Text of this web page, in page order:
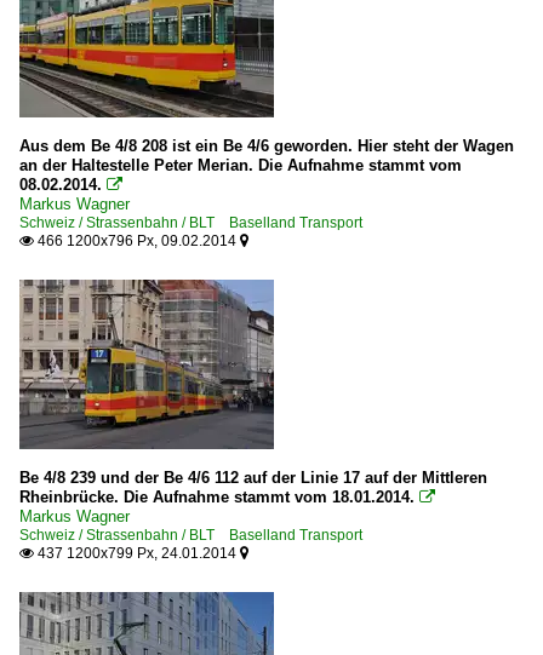
Aus dem Be 4/8 208 ist ein Be 4/6 geworden. Hier steht der Wagen
an der Haltestelle Peter Merian. Die Aufnahme stammt vom
08.02.2014. 
Markus Wagner
Schweiz / Strassenbahn / BLT Baselland Transport
 466 1200x796 Px, 09.02.2014 
Be 4/8 239 und der Be 4/6 112 auf der Linie 17 auf der Mittleren
Rheinbrücke. Die Aufnahme stammt vom 18.01.2014. 
Markus Wagner
Schweiz / Strassenbahn / BLT Baselland Transport
 437 1200x799 Px, 24.01.2014 